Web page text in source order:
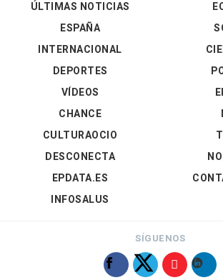
ÚLTIMAS NOTICIAS
ESPAÑA
INTERNACIONAL
DEPORTES
VÍDEOS
CHANCE
CULTURAOCIO
DESCONECTA
EPDATA.ES
INFOSALUS
SÍGUENOS